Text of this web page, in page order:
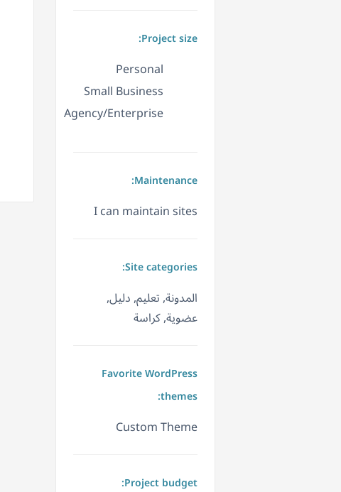
Project size:
Personal
Small Business
Agency/Enterprise
Maintenance:
I can maintain sites
Site categories:
المدونة, تعليم, دليل,
عضوية, كراسة
Favorite WordPress
themes:
Custom Theme
Project budget: